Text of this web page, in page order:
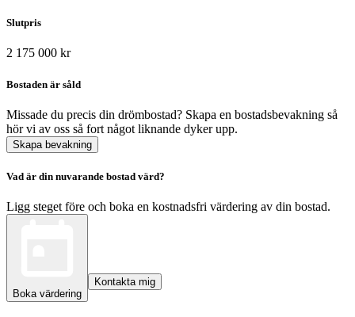
Slutpris
2 175 000 kr
Bostaden är såld
Missade du precis din drömbostad? Skapa en bostadsbevakning så
hör vi av oss så fort något liknande dyker upp.
Skapa bevakning
Vad är din nuvarande bostad värd?
Ligg steget före och boka en kostnadsfri värdering av din bostad.
Boka värdering
Kontakta mig